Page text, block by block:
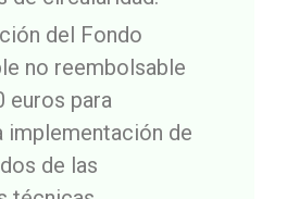
del Fondo
no reembolsable
euros para
implementación de
de las